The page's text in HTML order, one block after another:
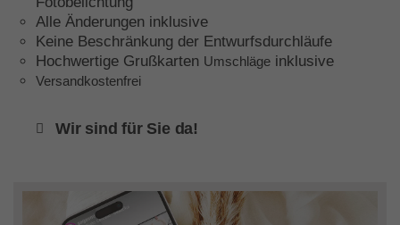
Alle Änderungen inklusive
Keine Beschränkung der Entwurfsdurchläufe
Hochwertige Grußkarten Umschläge inklusive
Versandkostenfrei
Wir sind für Sie da!